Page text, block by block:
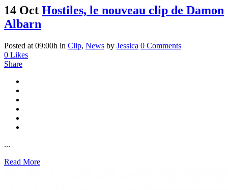
14 Oct Hostiles, le nouveau clip de Damon
Albarn
Posted at 09:00h in Clip, News by Jessica 0 Comments
0 Likes
Share
...
Read More